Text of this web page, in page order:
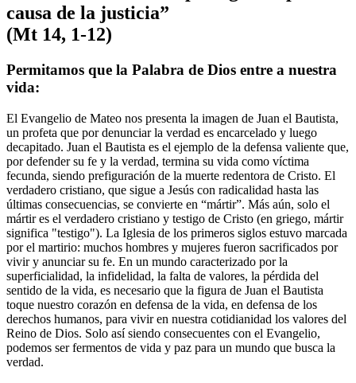
causa de la justicia”
(Mt 14, 1-12)
Permitamos que la Palabra de Dios entre a nuestra
vida:
El Evangelio de Mateo nos presenta la imagen de Juan el Bautista,
un profeta que por denunciar la verdad es encarcelado y luego
decapitado. Juan el Bautista es el ejemplo de la defensa valiente que,
por defender su fe y la verdad, termina su vida como víctima
fecunda, siendo prefiguración de la muerte redentora de Cristo. El
verdadero cristiano, que sigue a Jesús con radicalidad hasta las
últimas consecuencias, se convierte en “mártir”. Más aún, solo el
mártir es el verdadero cristiano y testigo de Cristo (en griego, mártir
significa "testigo"). La Iglesia de los primeros siglos estuvo marcada
por el martirio: muchos hombres y mujeres fueron sacrificados por
vivir y anunciar su fe. En un mundo caracterizado por la
superficialidad, la infidelidad, la falta de valores, la pérdida del
sentido de la vida, es necesario que la figura de Juan el Bautista
toque nuestro corazón en defensa de la vida, en defensa de los
derechos humanos, para vivir en nuestra cotidianidad los valores del
Reino de Dios. Solo así siendo consecuentes con el Evangelio,
podemos ser fermentos de vida y paz para un mundo que busca la
verdad.